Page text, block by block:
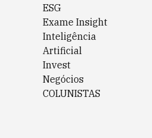
ESG
Exame Insight
Inteligência
Artificial
Invest
Negócios
COLUNISTAS